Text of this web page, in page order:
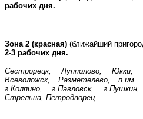
рабочих дня.
Зона 2 (красная) (ближайший
2-3 рабочих дня.
Сестрорецк, Лупполово, Юкки,
Всеволожск, Разметелево, п.им.
г.Колпино, г.Павловск,
Стрельна, Петродворец.